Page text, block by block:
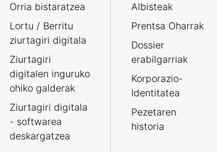
Orria bistaratzea
Lortu / Berritu
ziurtagiri digitala
Ziurtagiri
digitalen inguruko
ohiko galderak
Ziurtagiri digitala
- softwarea
deskargatzea
Albisteak
Prentsa Oharrak
Dossier
erabilgarriak
Korporazio-
Identitatea
Pezetaren
historia